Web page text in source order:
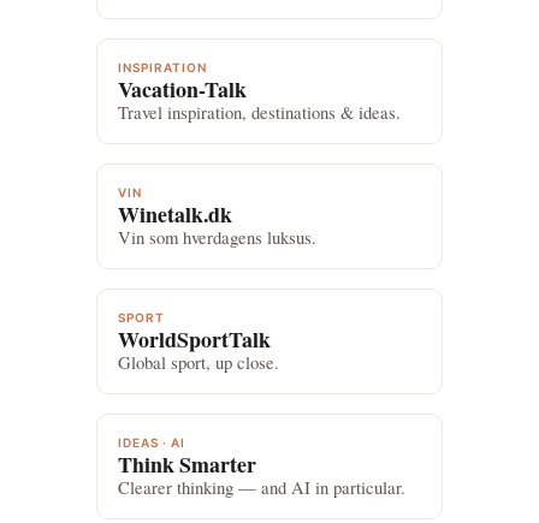
INSPIRATION
Vacation-Talk
Travel inspiration, destinations & ideas.
VIN
Winetalk.dk
Vin som hverdagens luksus.
SPORT
WorldSportTalk
Global sport, up close.
IDEAS · AI
Think Smarter
Clearer thinking — and AI in particular.